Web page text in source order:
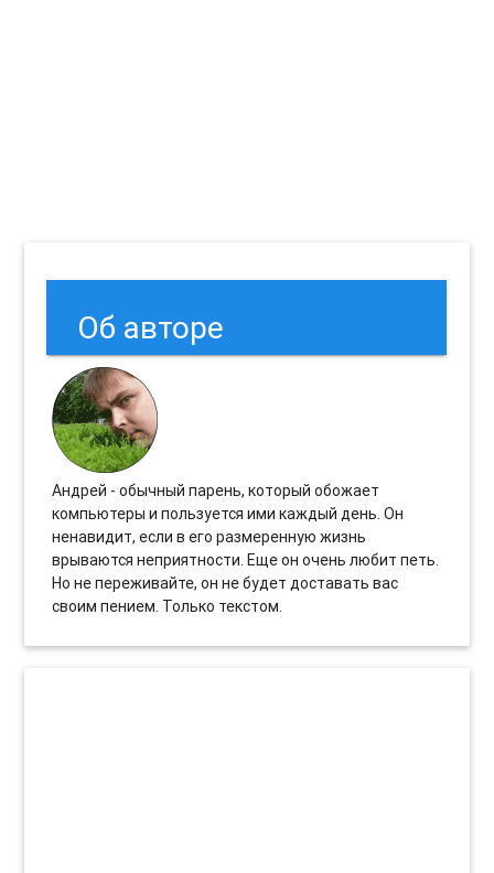
Об авторе
Андрей - обычный парень, который обожает
компьютеры и пользуется ими каждый день. Он
ненавидит, если в его размеренную жизнь
врываются неприятности. Еще он очень любит петь.
Но не переживайте, он не будет доставать вас
своим пением. Только текстом.